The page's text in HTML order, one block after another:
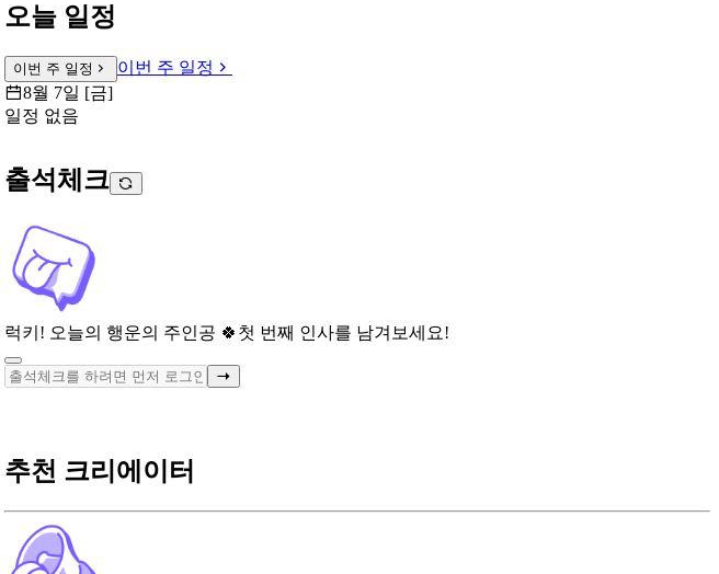
오늘 일정
이번 주 일정
이번 주 일정
8월 7일 [금]
일정 없음
출석체크
럭키! 오늘의 행운의 주인공 🍀 첫 번째 인사를 남겨보세요!
추천 크리에이터